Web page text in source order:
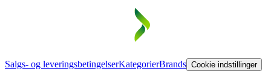
Salgs- og leveringsbetingelserKategorierBrands Cookie indstillinger